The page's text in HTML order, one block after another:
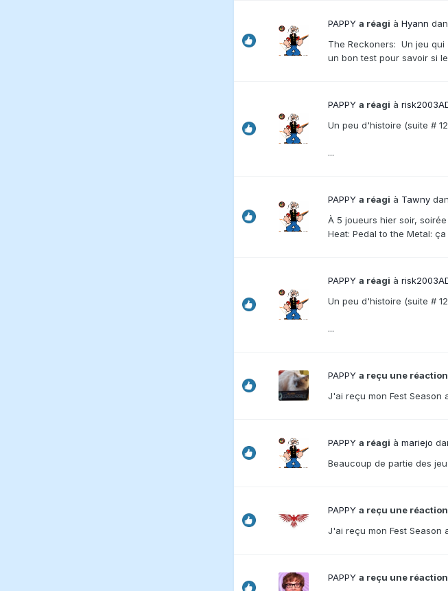
PAPPY a réagi à Hyann
The Reckoners: Un jeu
un bon test pour savoir si
PAPPY a réagi à
Un peu d'histoire (suite #
...
PAPPY a réagi à Tawny
À 5 joueurs hier soir,
Heat: Pedal to the Metal:
PAPPY a réagi à
Un peu d'histoire (suite #
...
PAPPY a reçu une réaction
J'ai reçu mon Fest Season
PAPPY a réagi à mariejo
Beaucoup de partie des
PAPPY a reçu une réaction
J'ai reçu mon Fest Season
PAPPY a reçu une réaction